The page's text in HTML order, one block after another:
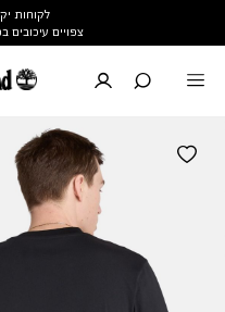
לקוחות
צפויים